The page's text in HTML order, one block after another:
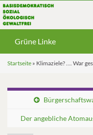
Grüne Linke
Startseite » Klimaziele? …. War
Der angebliche